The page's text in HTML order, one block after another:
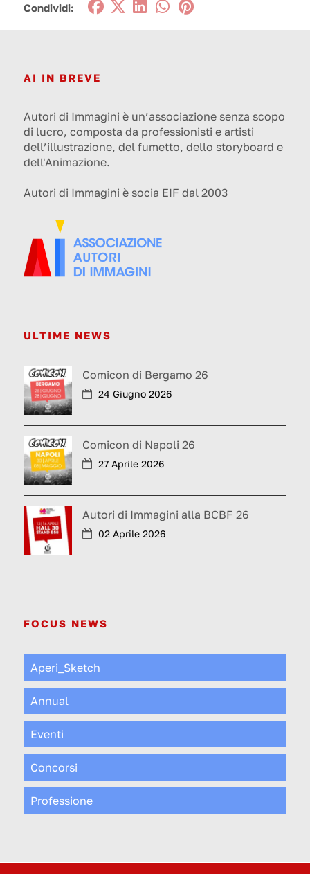
Condividi:
AI IN BREVE
Autori di Immagini è un’associazione senza scopo
di lucro, composta da professionisti e artisti
dell’illustrazione, del fumetto, dello storyboard e
dell'Animazione.
Autori di Immagini è socia EIF dal 2003
ULTIME NEWS
Comicon di Bergamo 26
24 Giugno 2026
Comicon di Napoli 26
27 Aprile 2026
Autori di Immagini alla BCBF 26
02 Aprile 2026
FOCUS NEWS
Aperi_Sketch
Annual
Eventi
Concorsi
Professione